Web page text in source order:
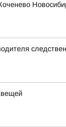
вещей